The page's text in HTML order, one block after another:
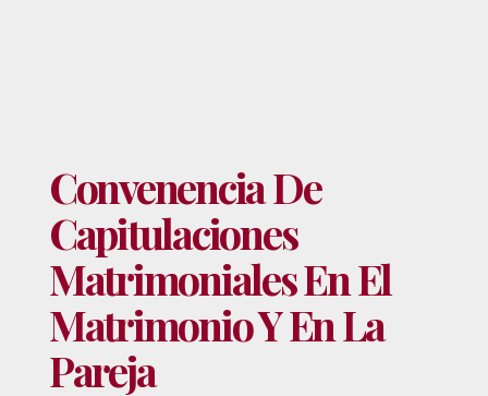
Convenencia De
Capitulaciones
Matrimoniales En El
Matrimonio Y En La
Pareja